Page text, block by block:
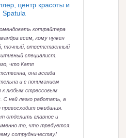
центр красоты и
Spatula
копирайтера
всем, кому нужен
точный, ответственный
специалист.
что Катя
она всегда
и с пониманием
к любым стрессовым
С ней легко работать, а
ожидания.
отделить главное и
то, что требуется.
сотрудничеству!